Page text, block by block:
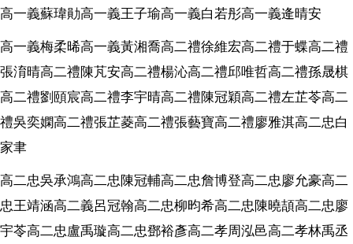
高一義蘇瑋勛高一義王子瑜高一義白若彤高一義逄晴安
高一義梅柔晞高一義黃湘喬高二禮徐維宏高二禮于蝶高二禮
張淯晴高二禮陳芃安高二禮楊沁高二禮邱唯哲高二禮孫晟棋
高二禮劉頤宸高二禮李宇晴高二禮陳冠穎高二禮左芷苓高二
禮吳奕嫻高二禮張芷菱高二禮張藝寶高二禮廖雅淇高二忠白
家聿
高二忠吳承鴻高二忠陳冠輔高二忠詹博登高二忠廖允豪高二
忠王靖涵高二義呂冠翰高二忠柳昀希高二忠陳曉頡高二忠廖
宇苓高二忠盧禹璇高二忠鄧裕彥高二孝周泓邑高二孝林禹丞